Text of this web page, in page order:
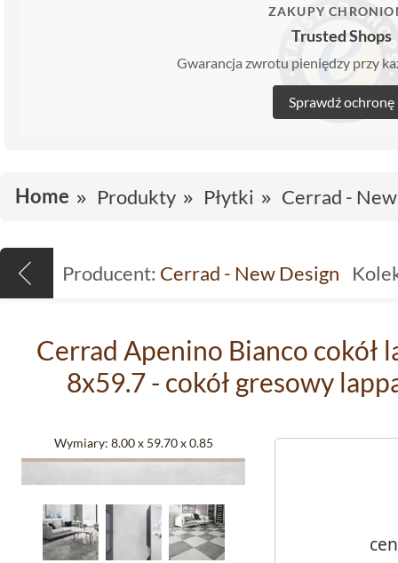
ZAKUPY
Trusted Shops
Gwarancja zwrotu pieniędzy przy
Sprawdź ochronę
Home Produkty Płytki Cerrad -
Producent: Cerrad - New Design
Cerrad Apenino Bianco
8x59.7 - cokół gresowy
Wymiary: 8.00 x 59.70 x 0.85